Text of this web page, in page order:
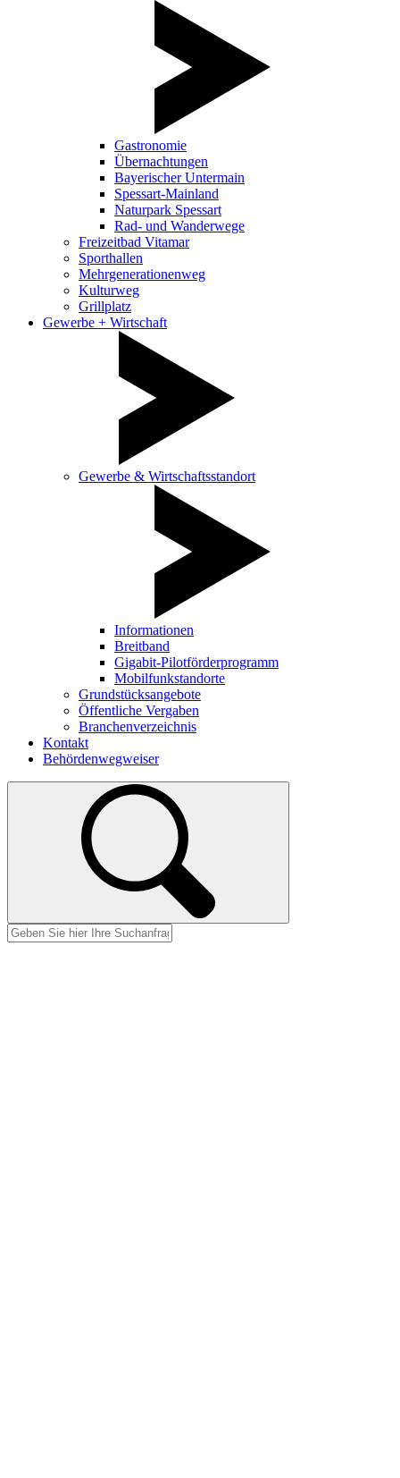
Gastronomie
Übernachtungen
Bayerischer Untermain
Spessart-Mainland
Naturpark Spessart
Rad- und Wanderwege
Freizeitbad Vitamar
Sporthallen
Mehrgenerationenweg
Kulturweg
Grillplatz
Gewerbe + Wirtschaft
Gewerbe & Wirtschaftsstandort
Informationen
Breitband
Gigabit-Pilotförderprogramm
Mobilfunkstandorte
Grundstücksangebote
Öffentliche Vergaben
Branchenverzeichnis
Kontakt
Behördenwegweiser